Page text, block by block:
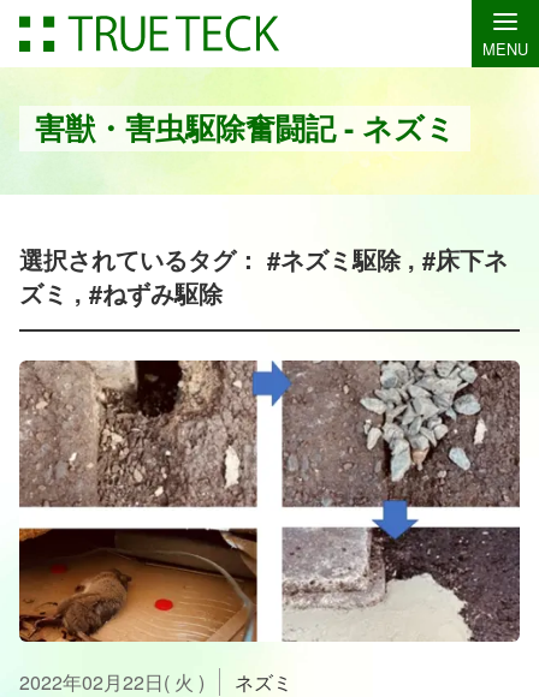
MENU
害獣・害虫駆除奮闘記 - ネズミ
選択されているタグ： #ネズミ駆除 , #床下ネ
ズミ , #ねずみ駆除
2022年02月22日( 火 ) ネズミ